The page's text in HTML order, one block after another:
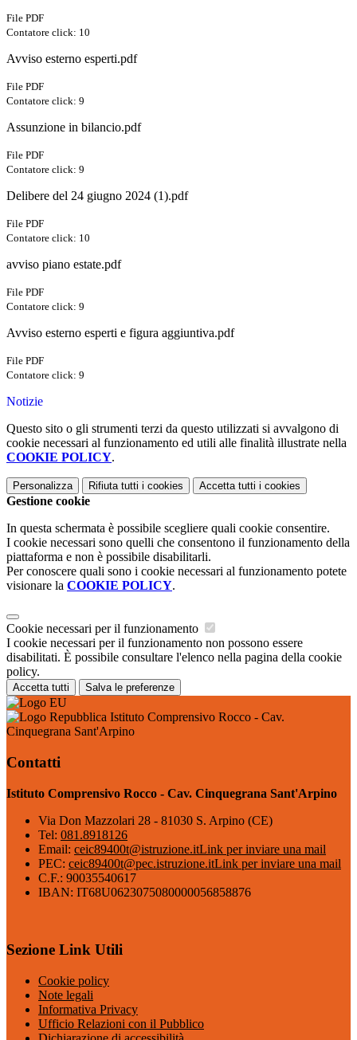
File PDF
Contatore click: 10
Avviso esterno esperti.pdf
File PDF
Contatore click: 9
Assunzione in bilancio.pdf
File PDF
Contatore click: 9
Delibere del 24 giugno 2024 (1).pdf
File PDF
Contatore click: 10
avviso piano estate.pdf
File PDF
Contatore click: 9
Avviso esterno esperti e figura aggiuntiva.pdf
File PDF
Contatore click: 9
Notizie
Questo sito o gli strumenti terzi da questo utilizzati si avvalgono di
cookie necessari al funzionamento ed utili alle finalità illustrate nella
COOKIE POLICY.
Personalizza Rifiuta tutti i cookies Accetta tutti i cookies
Gestione cookie
In questa schermata è possibile scegliere quali cookie consentire.
I cookie necessari sono quelli che consentono il funzionamento della
piattaforma e non è possibile disabilitarli.
Per conoscere quali sono i cookie necessari al funzionamento potete
visionare la COOKIE POLICY.
Cookie necessari per il funzionamento
I cookie necessari per il funzionamento non possono essere
disabilitati. È possibile consultare l'elenco nella pagina della cookie
policy.
Accetta tutti Salva le preferenze
Istituto Comprensivo Rocco - Cav.
Cinquegrana Sant'Arpino
Contatti
Istituto Comprensivo Rocco - Cav. Cinquegrana Sant'Arpino
Via Don Mazzolari 28 - 81030 S. Arpino (CE)
Tel: 081.8918126
Email: ceic89400t@istruzione.itLink per inviare una mail
PEC: ceic89400t@pec.istruzione.itLink per inviare una mail
C.F.: 90035540617
IBAN: IT68U0623075080000056858876
Sezione Link Utili
Cookie policy
Note legali
Informativa Privacy
Ufficio Relazioni con il Pubblico